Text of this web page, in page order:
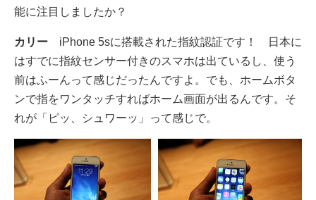
能に注目しましたか？
カリー iPhone 5sに搭載された指紋認証です！ 日本に
はすでに指紋センサー付きのスマホは出ているし、使う
前はふーんって感じだったんですよ。でも、ホームボタ
ンで指をワンタッチすればホーム画面が出るんです。そ
れが「ピッ、シュワーッ」って感じで。